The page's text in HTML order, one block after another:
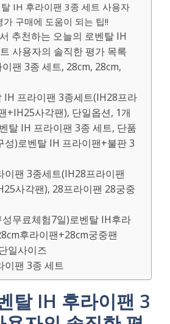
IH 후라이팬 3종 세트 사용자
가 구매에 도움이 되는 팁!!
추천하는 오늘의 로벤탈 IH
사용자의 솔직한 평가 목록
팬 3종 세트, 28cm, 28cm,
IH 프라이팬 3종세트(IH28프라
+IH25사각팬), 단일옵션, 1개
탈 IH 프라이팬 3종 세트, 단품
성)로벤탈 IH 프라이팬+불판 3
이팬 3종세트(IH28프라이팬
사각팬), 28프라이팬 28궁중
무료체험7일)로벤탈 IH후라
후라이팬+28cm궁중팬
일사이즈
이팬 3종 세트
탈 IH 후라이팬 3